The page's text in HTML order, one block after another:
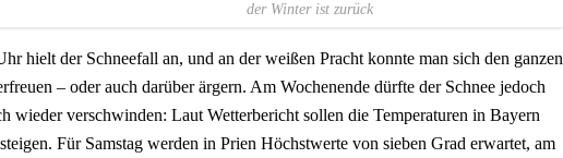
der Winter ist zurück
hielt der Schneefall an, und an der weißen Pracht konnte man sich den ganzen
– oder auch darüber ärgern. Am Wochenende dürfte der Schnee jedoch
wieder verschwinden: Laut Wetterbericht sollen die Temperaturen in Bayern
Für Samstag werden in Prien Höchstwerte von sieben Grad erwartet, am